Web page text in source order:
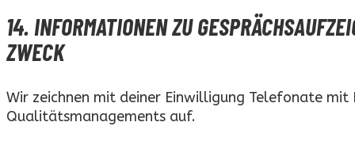
14. INFORMATIONEN ZU
ZWECK
Wir zeichnen mit deiner Einwilligung Telefonate
Qualitätsmanagements auf.